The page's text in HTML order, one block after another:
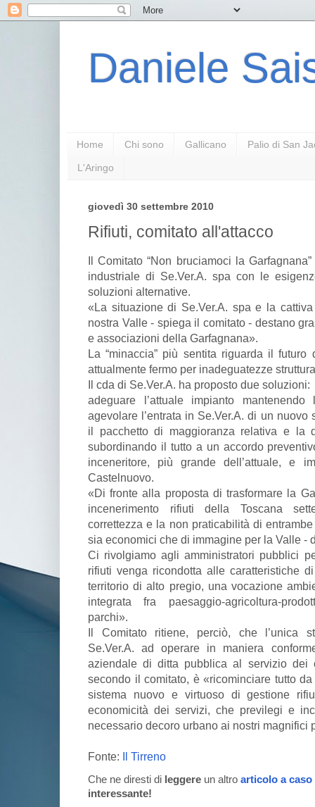
Daniele
Home Chi sono Gallicano Palio di San
L'Aringo
giovedì 30 settembre 2010
Rifiuti, comitato all'attacco
Il Comitato “Non bruciamoci la
industriale di Se.Ver.A. spa con le
soluzioni alternative.
«La situazione di Se.Ver.A. spa e la
nostra Valle - spiega il comitato - destano
e associazioni della Garfagnana».
La “minaccia” più sentita riguarda il futuro
attualmente fermo per inadeguatezze
Il cda di Se.Ver.A. ha proposto due soluzioni:
adeguare l’attuale impianto
agevolare l’entrata in Se.Ver.A. di un
il pacchetto di maggioranza relativa e la
subordinando il tutto a un accordo
inceneritore, più grande dell’attuale, e
Castelnuovo.
«Di fronte alla proposta di trasformare la
incenerimento rifiuti della Toscana
correttezza e la non praticabilità di
sia economici che di immagine per la Valle -
Ci rivolgiamo agli amministratori pubblici
rifiuti venga ricondotta alle caratteristiche
territorio di alto pregio, una vocazione
integrata fra paesaggio-agricoltura-
parchi».
Il Comitato ritiene, perciò, che l’unica
Se.Ver.A. ad operare in maniera
aziendale di ditta pubblica al servizio dei
secondo il comitato, è «ricominciare tutto
sistema nuovo e virtuoso di gestione
economicità dei servizi, che previlegi e
necessario decoro urbano ai nostri magnifici
Fonte: Il Tirreno
Che ne diresti di leggere un altro articolo a caso
interessante!